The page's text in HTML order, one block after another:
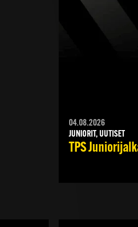
04.08.2026
JUNIORIT, UUTISET
TPS